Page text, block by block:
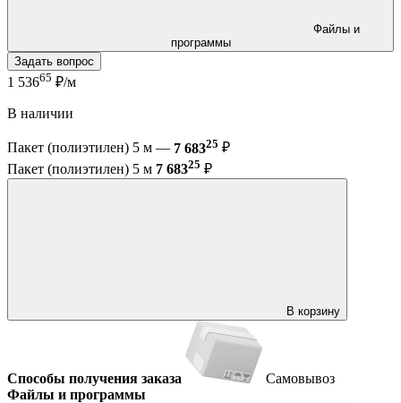
программы
Задать вопрос
1 53665 ₽/м
В наличии
Пакет (полиэтилен) 5 м — 7 68325 ₽
Пакет (полиэтилен) 5 м 7 68325 ₽
В корзину
Способы получения заказа
Самовывоз
Файлы и программы